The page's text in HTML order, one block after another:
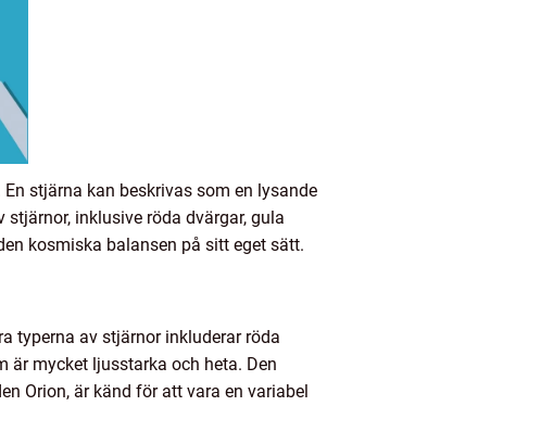
stjärna kan beskrivas som en lysande
inklusive röda dvärgar, gula
kosmiska balansen på sitt eget sätt.
typerna av stjärnor inkluderar röda
är mycket ljusstarka och heta. Den
Orion, är känd för att vara en variabel